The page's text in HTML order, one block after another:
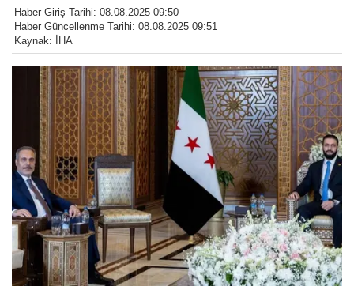
Haber Giriş Tarihi: 08.08.2025 09:50
Haber Güncellenme Tarihi: 08.08.2025 09:51
Kaynak: İHA